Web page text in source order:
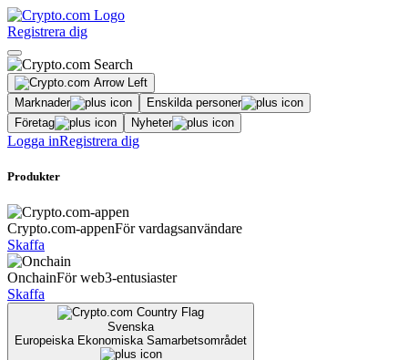
Registrera dig
Marknader
Enskilda personer
Företag
Nyheter
Logga inRegistrera dig
Produkter
Crypto.com-appenFör vardagsanvändare
Skaffa
OnchainFör web3-entusiaster
Skaffa
Svenska
Europeiska Ekonomiska Samarbetsområdet